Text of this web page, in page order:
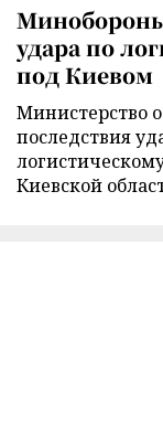
удара по
под Киевом
Министерство
последствия
Киевской